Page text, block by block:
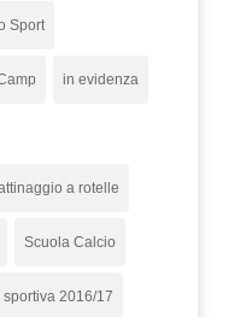
Sport
in evidenza
a rotelle
Scuola Calcio
2016/17